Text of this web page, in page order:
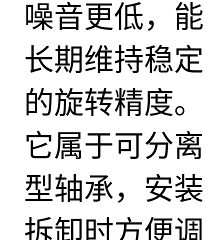
噪音更低，能
长期维持稳定
的旋转精度。
它属于可分离
型轴承，安装
拆卸时方便调